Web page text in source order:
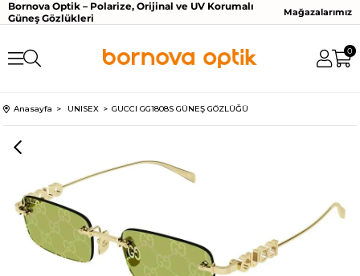
Bornova Optik – Polarize, Orijinal ve UV Korumalı
Güneş Gözlükleri
Mağazalarımız
0
Anasayfa UNISEX GUCCI GG1808S GÜNEŞ GÖZLÜĞÜ